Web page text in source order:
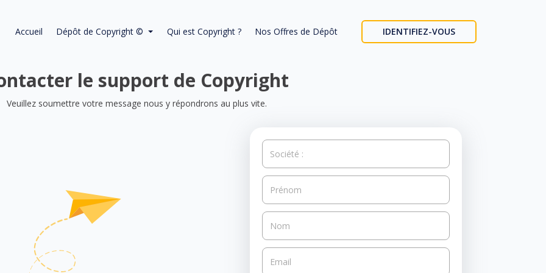
Accueil Dépôt de Copyright © Qui est Copyright ? Nos Offres de Dépôt IDENTIFIEZ-VOUS
le support de Copyright
Veuillez soumettre votre message nous y répondrons au plus vite.